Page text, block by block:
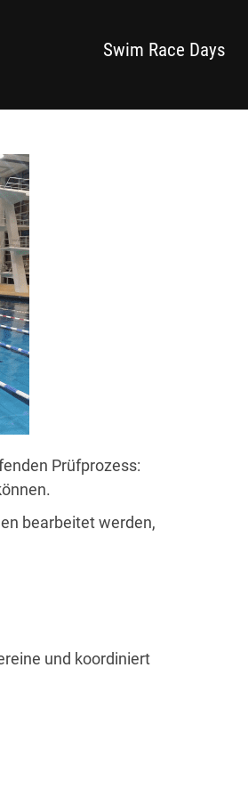
Swim Race Days
Prüfprozess:
bearbeitet werden,
und koordiniert